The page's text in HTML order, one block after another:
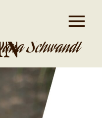
Schwandt